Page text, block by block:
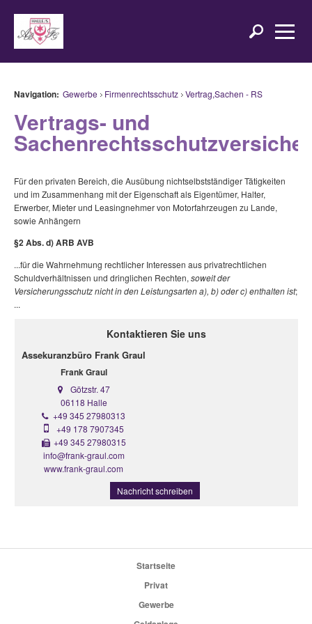
Navigation: Gewerbe Firmenrechtsschutz Vertrag,Sachen - RS
Vertrags- und
Für den privaten Bereich, die Ausübung nichtselbstständiger Tätigkeiten
und im Zusammenhang mit der Eigenschaft als Eigentümer, Halter,
Erwerber, Mieter und Leasingnehmer von Motorfahrzeugen zu Lande,
sowie Anhängern
§2 Abs. d) ARB AVB
...für die Wahrnehmung rechtlicher Interessen aus privatrechtlichen
Schuldverhältnissen und dringlichen Rechten, soweit der
Versicherungsschutz nicht in den Leistungsarten a), b) oder c) enthalten ist;
...
Kontaktieren Sie uns
Assekuranzbüro Frank Graul
Frank Graul
Götzstr. 47
06118 Halle
+49 345 27980313
+49 178 7907345
+49 345 27980315
info@frank-graul.com
www.frank-graul.com
Nachricht schreiben
Startseite
Privat
Gewerbe